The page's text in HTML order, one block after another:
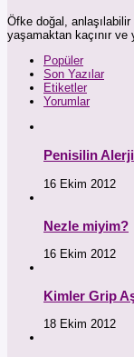
Öfke doğal,
yaşamaktan kaçınır
Popüler
Son Yazılar
Etiketler
Yorumlar
Penisilin
16 Ekim 2012
Nezle miyim?
16 Ekim 2012
Kimler Grip
18 Ekim 2012